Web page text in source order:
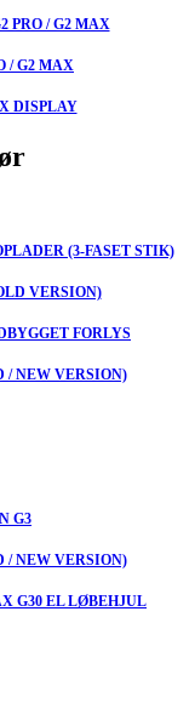
PRO / G2 MAX
/ G2 MAX
DISPLAY
(3-FASET STIK)
VERSION)
FORLYS
/ NEW VERSION)
G3
/ NEW VERSION)
G30 EL LØBEHJUL